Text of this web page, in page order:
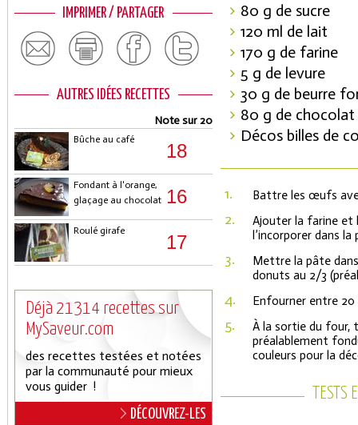
IMPRIMER / PARTAGER
AUTRES IDÉES RECETTES
Note sur 20
Bûche au café
18
Fondant à l'orange,
glaçage au chocolat 16
Roulé girafe
17
Déjà 21314 recettes sur
MySaveur.com
des recettes testées et notées
par la communauté pour mieux
vous guider !
DÉCOUVREZ-LES
80 g de sucre
120 ml de lait
170 g de farine
5 g de levure
30 g de beurre
80 g de
Décos billes de
1. Battre les œufs
2.
Ajouter la farine et
l’incorporer dans la
3.
Mettre la pâte
donuts au 2/3
4. Enfourner entre
5.
À la sortie du four,
préalablement
couleurs pour la